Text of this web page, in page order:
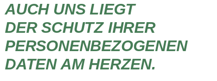
AUCH UNS LIEGT
DER SCHUTZ IHRER
PERSONENBEZOGENEN
DATEN AM HERZEN.